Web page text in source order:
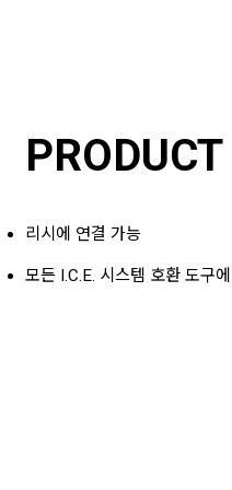
리시에 연결 가능
모든 I.C.E. 시스템 호환 도구